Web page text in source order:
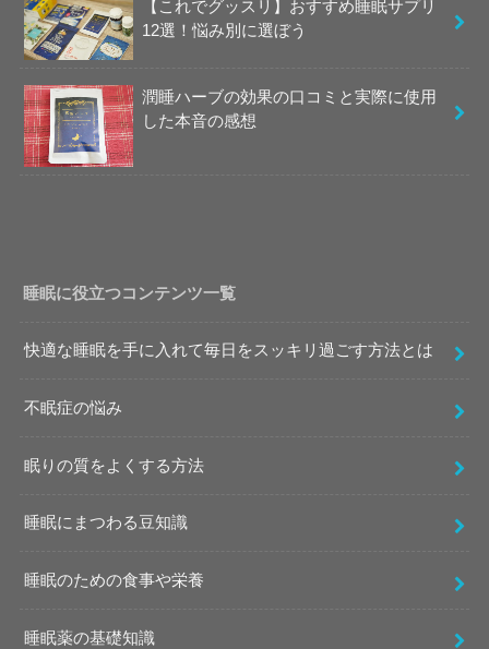
【これでグッスリ】おすすめ睡眠サプリ
12選！悩み別に選ぼう
潤睡ハーブの効果の口コミと実際に使用
した本音の感想
睡眠に役立つコンテンツ一覧
快適な睡眠を手に入れて毎日をスッキリ過ごす方法とは
不眠症の悩み
眠りの質をよくする方法
睡眠にまつわる豆知識
睡眠のための食事や栄養
睡眠薬の基礎知識